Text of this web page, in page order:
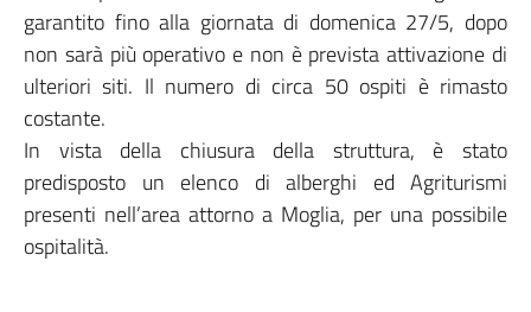
garantito fino alla giornata di domenica 27/5, dopo
non sarà più operativo e non è prevista attivazione di
ulteriori siti. Il numero di circa 50 ospiti è rimasto
costante.
In vista della chiusura della struttura, è stato
predisposto un elenco di alberghi ed Agriturismi
presenti nell’area attorno a Moglia, per una possibile
ospitalità.